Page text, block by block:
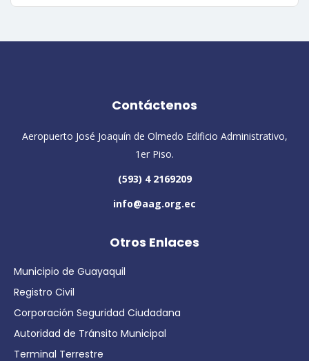
Contáctenos
Aeropuerto José Joaquín de Olmedo Edificio Administrativo,
1er Piso.
(593) 4 2169209
info@aag.org.ec
Otros Enlaces
Municipio de Guayaquil
Registro Civil
Corporación Seguridad Ciudadana
Autoridad de Tránsito Municipal
Terminal Terrestre